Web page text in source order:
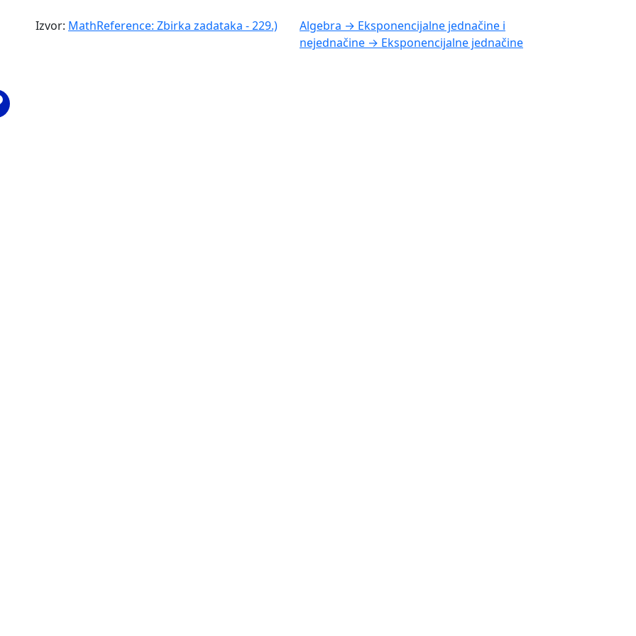
Izvor: MathReference: Zbirka zadataka - 229.)
Algebra → Eksponencijalne jednačine i
nejednačine → Eksponencijalne jednačine